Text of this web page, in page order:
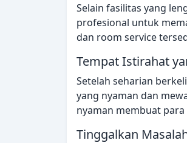
Selain fasilitas yang
profesional untuk
dan room service
Tempat Istirahat
Setelah seharian
yang nyaman dan
nyaman membuat
Tinggalkan